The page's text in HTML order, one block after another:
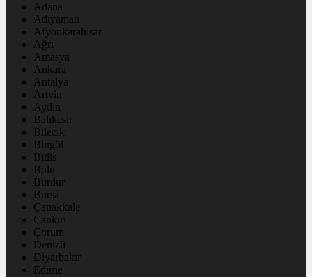
Adana
Adıyaman
Afyonkarahisar
Ağrı
Amasya
Ankara
Antalya
Artvin
Aydın
Balıkesir
Bilecik
Bingöl
Bitlis
Bolu
Burdur
Bursa
Çanakkale
Çankırı
Çorum
Denizli
Diyarbakır
Edirne